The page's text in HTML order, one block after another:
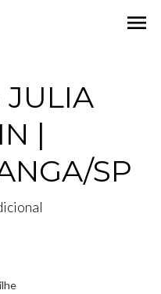
menu
JULIA
|
SP